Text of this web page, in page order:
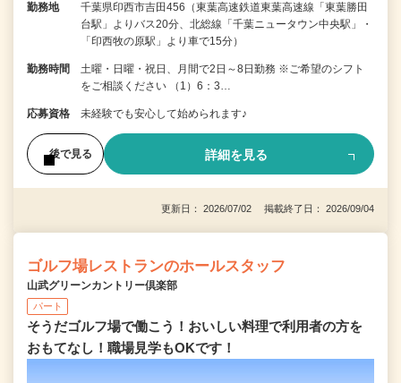
勤務地
千葉県印西市吉田456（東葉高速鉄道東葉高速線「東葉勝田
台駅」よりバス20分、北総線「千葉ニュータウン中央駅」・
「印西牧の原駅」より車で15分）
勤務時間
土曜・日曜・祝日、月間で2日～8日勤務 ※ご希望のシフト
をご相談ください （1）6：3…
応募資格 未経験でも安心して始められます♪
後で見る 詳細を見る
更新日： 2026/07/02 掲載終了日： 2026/09/04
ゴルフ場レストランのホールスタッフ
山武グリーンカントリー倶楽部
パート
そうだゴルフ場で働こう！おいしい料理で利用者の方を
おもてなし！職場見学もOKです！